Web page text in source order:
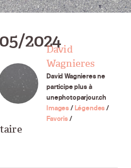
2024
David
Wagnieres
David Wagnieres ne
participe plus à
unephotoparjour.ch
Images/ Légendes/
Favoris/